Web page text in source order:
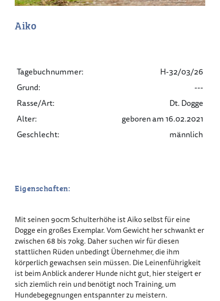
Aiko
Tagebuchnummer:
H-32/03/26
Grund:
---
Rasse/Art:
Dt. Dogge
Alter:
geboren am 16.02.2021
Geschlecht:
männlich
Eigenschaften:
Mit seinen 90cm Schulterhöhe ist Aiko selbst für eine
Dogge ein großes Exemplar. Vom Gewicht her schwankt er
zwischen 68 bis 70kg. Daher suchen wir für diesen
stattlichen Rüden unbedingt Übernehmer, die ihm
körperlich gewachsen sein müssen. Die Leinenführigkeit
ist beim Anblick anderer Hunde nicht gut, hier steigert er
sich ziemlich rein und benötigt noch Training, um
Hundebegegnungen entspannter zu meistern.